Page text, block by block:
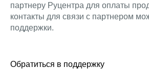
партнеру Руцентра для оплаты
контакты для связи с партнером
поддержки.
Обратиться в поддержку